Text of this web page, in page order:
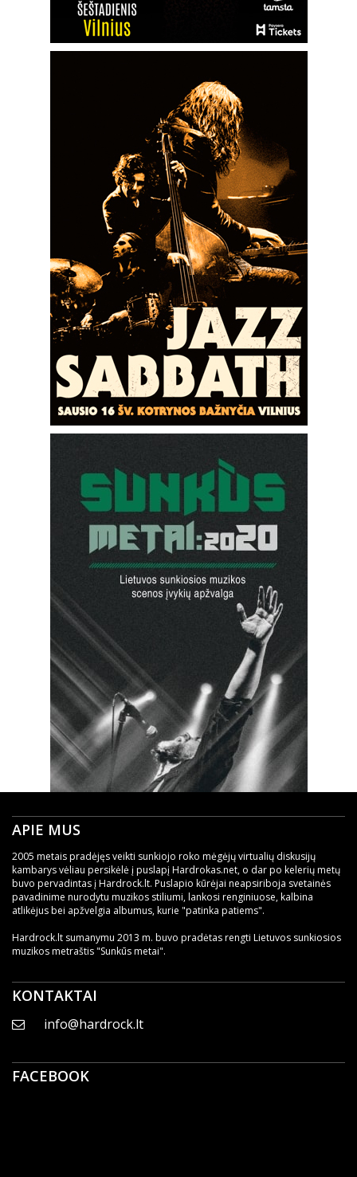
APIE MUS
2005 metais pradėjęs veikti sunkiojo roko mėgėjų virtualių diskusijų
kambarys vėliau persikėlė į puslapį Hardrokas.net, o dar po kelerių metų
buvo pervadintas į Hardrock.lt. Puslapio kūrėjai neapsiriboja svetainės
pavadinime nurodytu muzikos stiliumi, lankosi renginiuose, kalbina
atlikėjus bei apžvelgia albumus, kurie "patinka patiems".
Hardrock.lt sumanymu 2013 m. buvo pradėtas rengti Lietuvos sunkiosios
muzikos metraštis "Sunkūs metai".
KONTAKTAI
info@hardrock.lt
FACEBOOK